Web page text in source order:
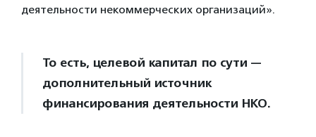
деятельности некоммерческих организаций».
То есть, целевой капитал по сути —
дополнительный источник
финансирования деятельности НКО.